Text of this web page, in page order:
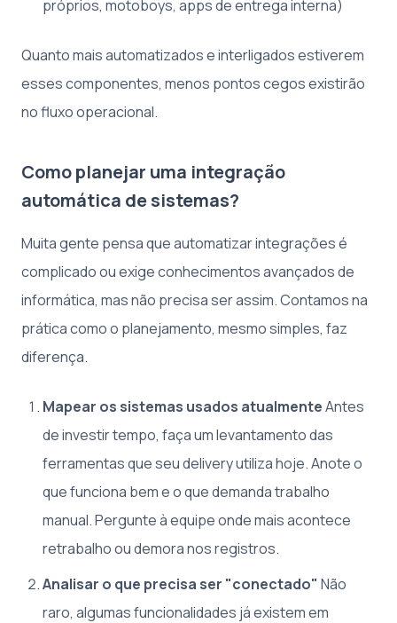
próprios, motoboys, apps de entrega interna)
Quanto mais automatizados e interligados estiverem
esses componentes, menos pontos cegos existirão
no fluxo operacional.
Como planejar uma integração
automática de sistemas?
Muita gente pensa que automatizar integrações é
complicado ou exige conhecimentos avançados de
informática, mas não precisa ser assim. Contamos na
prática como o planejamento, mesmo simples, faz
diferença.
Mapear os sistemas usados atualmenteAntes
de investir tempo, faça um levantamento das
ferramentas que seu delivery utiliza hoje. Anote o
que funciona bem e o que demanda trabalho
manual. Pergunte à equipe onde mais acontece
retrabalho ou demora nos registros.
Analisar o que precisa ser "conectado" Não
raro, algumas funcionalidades já existem em